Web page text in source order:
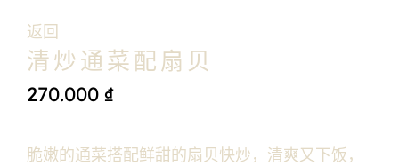
返回
清炒通菜配扇贝
270.000 ₫
脆嫩的通菜搭配鲜甜的扇贝快炒，清爽又下饭，